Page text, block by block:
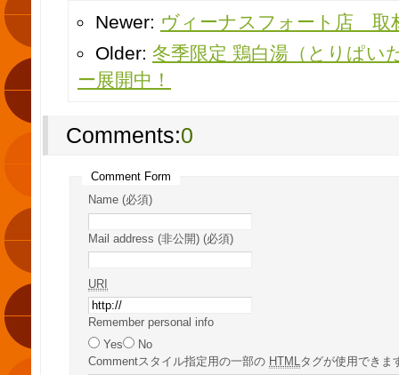
Newer: ヴィーナスフォート店 取
Older: 冬季限定 鶏白湯（とりぱい
ー展開中！
Comments:0
Comment Form
Name (必須)
Mail address (非公開) (必須)
URI
Remember personal info
Yes
No
Commentスタイル指定用の一部の HTML タグが使用できま